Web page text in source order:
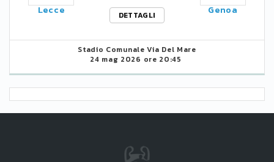
Lecce
DETTAGLI
Genoa
Stadio Comunale Via Del Mare
24 mag 2026 ore 20:45